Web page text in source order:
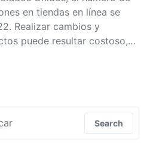
en tiendas en línea se
Realizar cambios y
puede resultar costoso,…
Search